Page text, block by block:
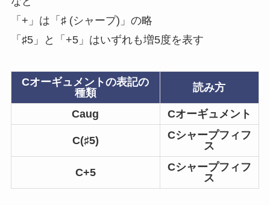
「+」は「♯ (シャープ)」の略
「♯5」と「+5」はいずれも増5度を表す
Cオーギュメントの表記の
種類
読み方
Caug Cオーギュメント
C(♯5)
Cシャープフィフ
ス
C+5
Cシャープフィフ
ス